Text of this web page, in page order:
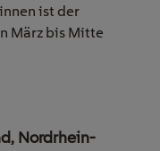
ist der
März bis Mitte
Nordrhein-